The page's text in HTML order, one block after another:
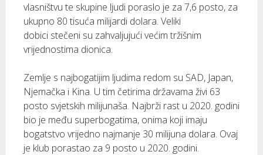
vlasništvu te skupine ljudi poraslo je za 7,6 posto, za
ukupno 80 tisuća milijardi dolara. Veliki
dobici stečeni su zahvaljujući većim tržišnim
vrijednostima dionica.
Zemlje s najbogatijim ljudima redom su SAD, Japan,
Njemačka i Kina. U tim četirima državama živi 63
posto svjetskih milijunaša. Najbrži rast u 2020. godini
bio je među superbogatima, onima koji imaju
bogatstvo vrijedno najmanje 30 milijuna dolara. Ovaj
je klub porastao za 9 posto u 2020. godini.